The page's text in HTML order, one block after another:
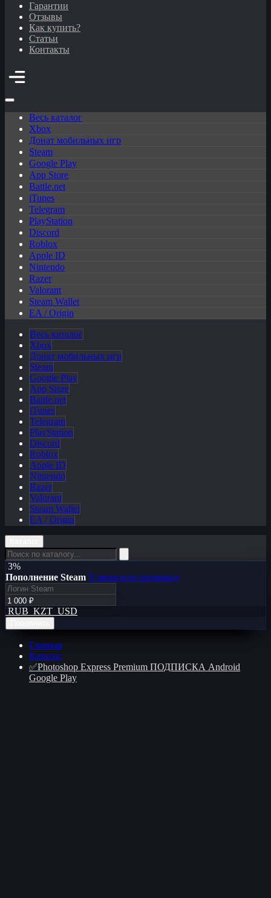
Гарантии
Отзывы
Как купить?
Статьи
Контакты
Весь каталог
Xbox
Донат мобильных игр
Steam
Google Play
App Store
Battle.net
iTunes
Telegram
PlayStation
Discord
Roblox
Apple ID
Nintendo
Razer
Valorant
Steam Wallet
EA / Origin
Весь каталог
Xbox
Донат мобильных игр
Steam
Google Play
App Store
Battle.net
iTunes
Telegram
PlayStation
Discord
Roblox
Apple ID
Nintendo
Razer
Valorant
Steam Wallet
EA / Origin
3%
Пополнение Steam У меня есть промокод
RUB KZT USD
Главная
Каталог
✅Photoshop Express Premium ПОДПИСКА Android
Google Play